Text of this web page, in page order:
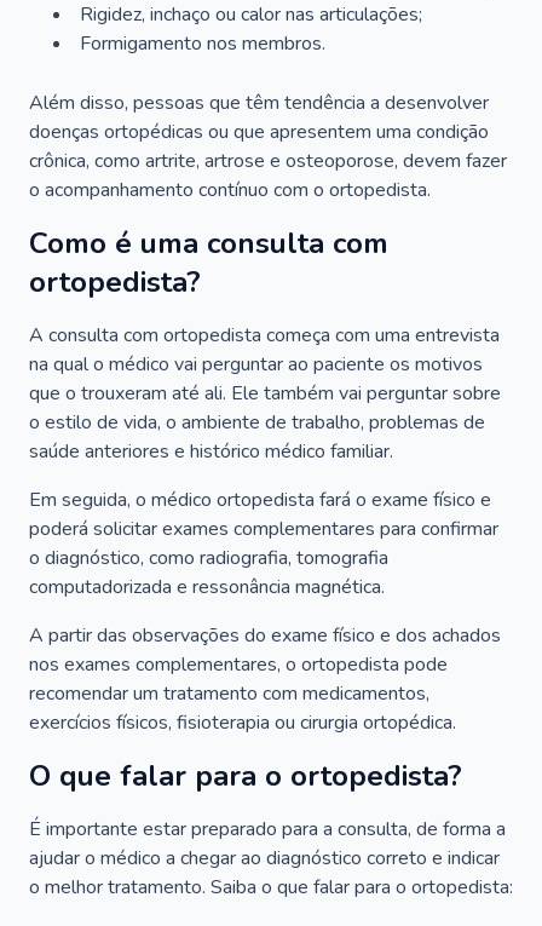
Rigidez, inchaço ou calor nas articulações;
Formigamento nos membros.
Além disso, pessoas que têm tendência a desenvolver
doenças ortopédicas ou que apresentem uma condição
crônica, como artrite, artrose e osteoporose, devem fazer
o acompanhamento contínuo com o ortopedista.
Como é uma consulta com
ortopedista?
A consulta com ortopedista começa com uma entrevista
na qual o médico vai perguntar ao paciente os motivos
que o trouxeram até ali. Ele também vai perguntar sobre
o estilo de vida, o ambiente de trabalho, problemas de
saúde anteriores e histórico médico familiar.
Em seguida, o médico ortopedista fará o exame físico e
poderá solicitar exames complementares para confirmar
o diagnóstico, como radiografia, tomografia
computadorizada e ressonância magnética.
A partir das observações do exame físico e dos achados
nos exames complementares, o ortopedista pode
recomendar um tratamento com medicamentos,
exercícios físicos, fisioterapia ou cirurgia ortopédica.
O que falar para o ortopedista?
É importante estar preparado para a consulta, de forma a
ajudar o médico a chegar ao diagnóstico correto e indicar
o melhor tratamento. Saiba o que falar para o ortopedista: